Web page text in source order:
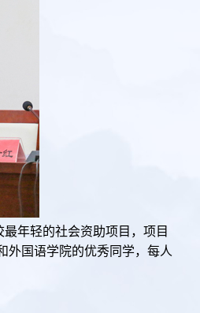
年轻的社会资助项目，项目
外国语学院的优秀同学，每人